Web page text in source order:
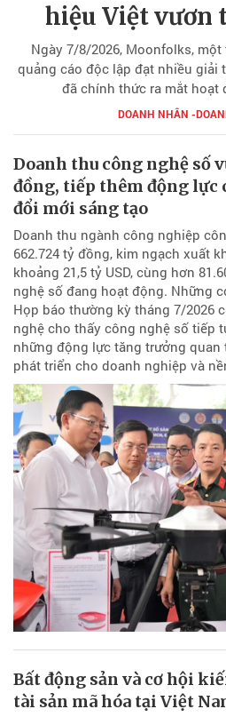
hiệu Việt vươn
Ngày 7/8/2026, Moonfolks,
quảng cáo độc lập đạt nhiều giải
đã chính thức ra mắt hoạt
DOANH NHÂN -
Doanh thu công nghệ số
đồng, tiếp thêm động lực
đổi mới sáng tạo
Doanh thu ngành công nghiệp
662.724 tỷ đồng, kim ngạch xuất
khoảng 21,5 tỷ USD, cùng hơn
nghệ số đang hoạt động. Những
Họp báo thường kỳ tháng 7/2026
nghệ cho thấy công nghệ số tiếp
những động lực tăng trưởng quan
phát triển cho doanh nghiệp và
Bất động sản và cơ hội
tài sản mã hóa tại Việt